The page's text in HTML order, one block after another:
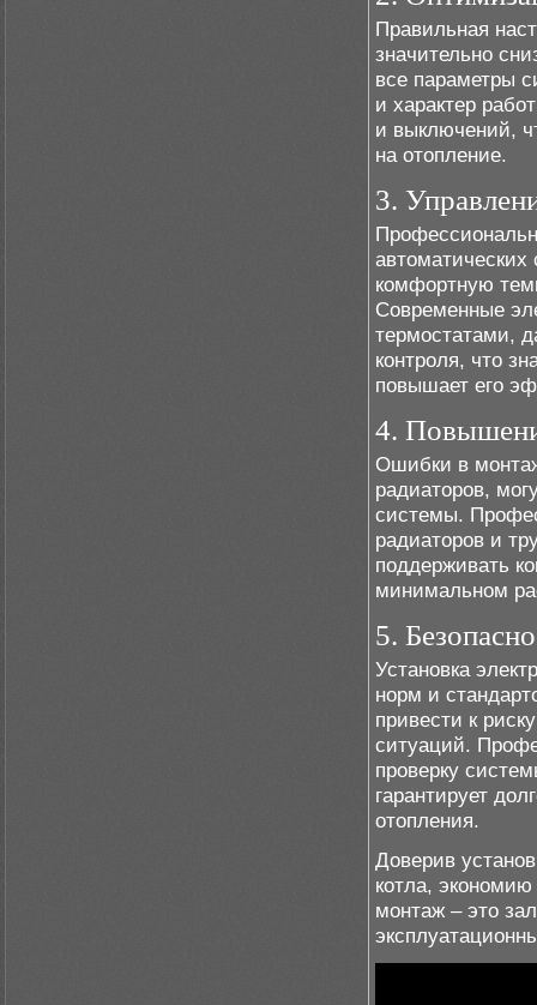
Правильная
значительно
все параметры
и характер
и выключений,
на отопление.
3.
комфортную
Современные
термостатами,
контроля, что
повышает его
4.
Ошибки в
радиаторов,
системы.
радиаторов и
поддерживать
минимальном
5.
Установка
норм и
привести к
ситуаций.
проверку
гарантирует
отопления.
Доверив
котла,
монтаж – это